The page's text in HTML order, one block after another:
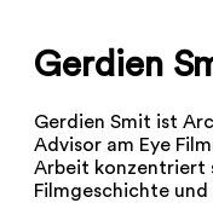
Gerdien
Gerdien Smit ist
Advisor am Eye
Arbeit konzentriert
Filmgeschichte